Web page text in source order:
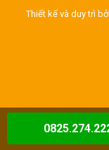
Thiết kế và duy trì